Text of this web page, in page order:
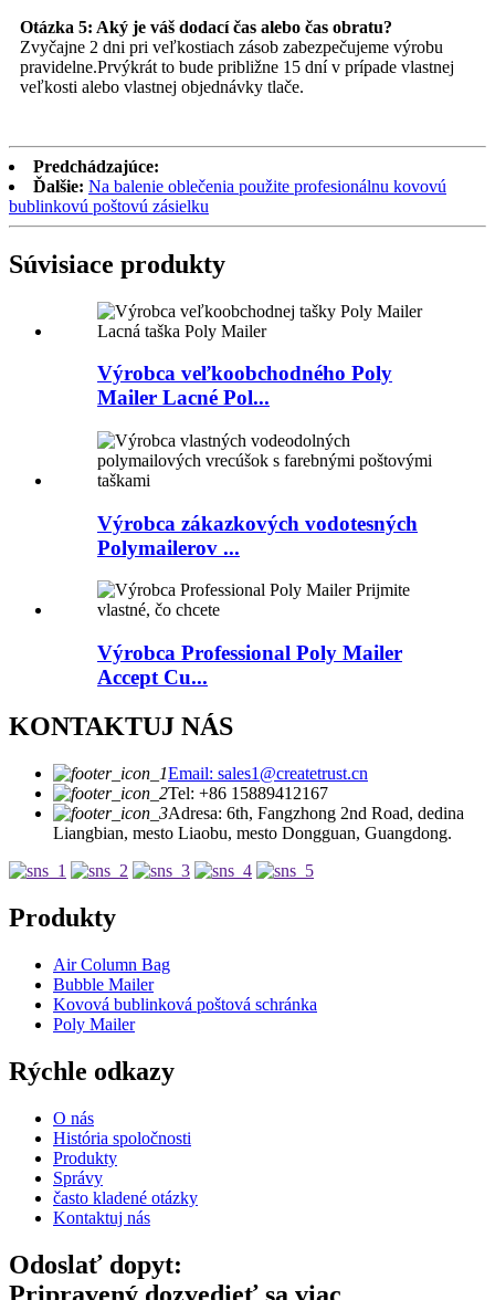
Otázka 5: Aký je váš dodací čas alebo čas obratu?
Zvyčajne 2 dni pri veľkostiach zásob zabezpečujeme výrobu
pravidelne.Prvýkrát to bude približne 15 dní v prípade vlastnej
veľkosti alebo vlastnej objednávky tlače.
Predchádzajúce:
Ďalšie: Na balenie oblečenia použite profesionálnu kovovú
bublinkovú poštovú zásielku
Súvisiace produkty
Výrobca veľkoobchodného Poly
Mailer Lacné Pol...
Výrobca zákazkových vodotesných
Polymailerov ...
Výrobca Professional Poly Mailer
Accept Cu...
KONTAKTUJ NÁS
Email: sales1@createtrust.cn
Tel: +86 15889412167
Adresa: 6th, Fangzhong 2nd Road, dedina
Liangbian, mesto Liaobu, mesto Dongguan, Guangdong.
Produkty
Air Column Bag
Bubble Mailer
Kovová bublinková poštová schránka
Poly Mailer
Rýchle odkazy
O nás
História spoločnosti
Produkty
Správy
často kladené otázky
Kontaktuj nás
Odoslať dopyt:
Pripravený dozvedieť sa viac